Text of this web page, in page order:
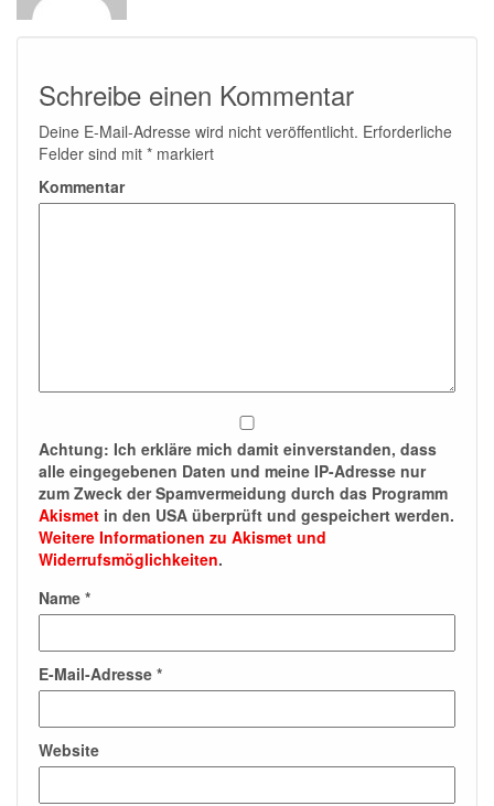
Schreibe einen Kommentar
Deine E-Mail-Adresse wird nicht veröffentlicht. Erforderliche
Felder sind mit * markiert
Kommentar
Achtung: Ich erkläre mich damit einverstanden, dass
alle eingegebenen Daten und meine IP-Adresse nur
zum Zweck der Spamvermeidung durch das Programm
Akismet in den USA überprüft und gespeichert werden.
Weitere Informationen zu Akismet und
Widerrufsmöglichkeiten.
Name *
E-Mail-Adresse *
Website